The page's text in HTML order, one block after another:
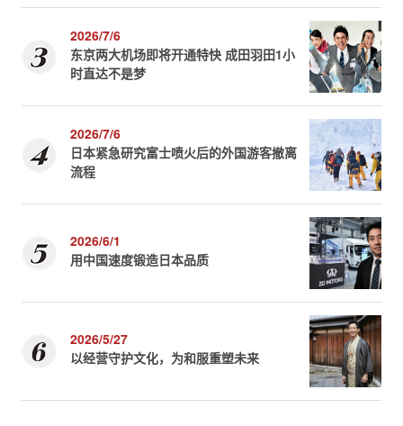
2026/7/6
东京两大机场即将开通特快 成田羽田1小
时直达不是梦
2026/7/6
日本紧急研究富士喷火后的外国游客撤离
流程
2026/6/1
用中国速度锻造日本品质
2026/5/27
以经营守护文化，为和服重塑未来